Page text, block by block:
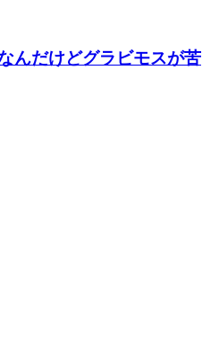
んだけどグラビモスが苦